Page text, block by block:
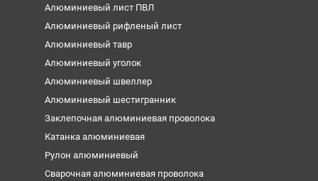
Алюминиевый лист ПВЛ
Алюминиевый рифленый лист
Алюминиевый тавр
Алюминиевый уголок
Алюминиевый швеллер
Алюминиевый шестигранник
Заклепочная алюминиевая проволока
Катанка алюминиевая
Рулон алюминиевый
Сварочная алюминиевая проволока